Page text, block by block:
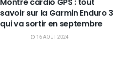
savoir sur la Garmin Enduro 3
qui va sortir en septembre
16 AOÛT 2024